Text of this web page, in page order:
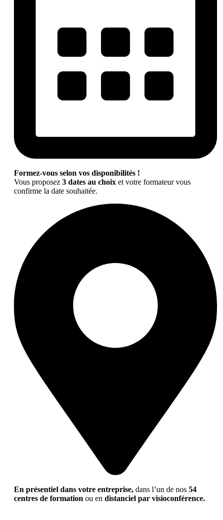
Formez-vous selon vos disponibilités !
Vous proposez 3 dates au choix et votre formateur vous
confirme la date souhaitée.
En présentiel dans votre entreprise, dans l’un de nos 54
centres de formation ou en distanciel par visioconférence.